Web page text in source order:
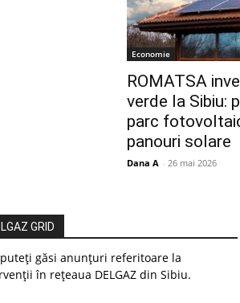
Economie
ROMATSA
verde la Sibiu:
parc
panouri solare
Dana A - 26 mai 2026
GRID
găsi anunțuri referitoare la
în rețeaua DELGAZ din Sibiu.